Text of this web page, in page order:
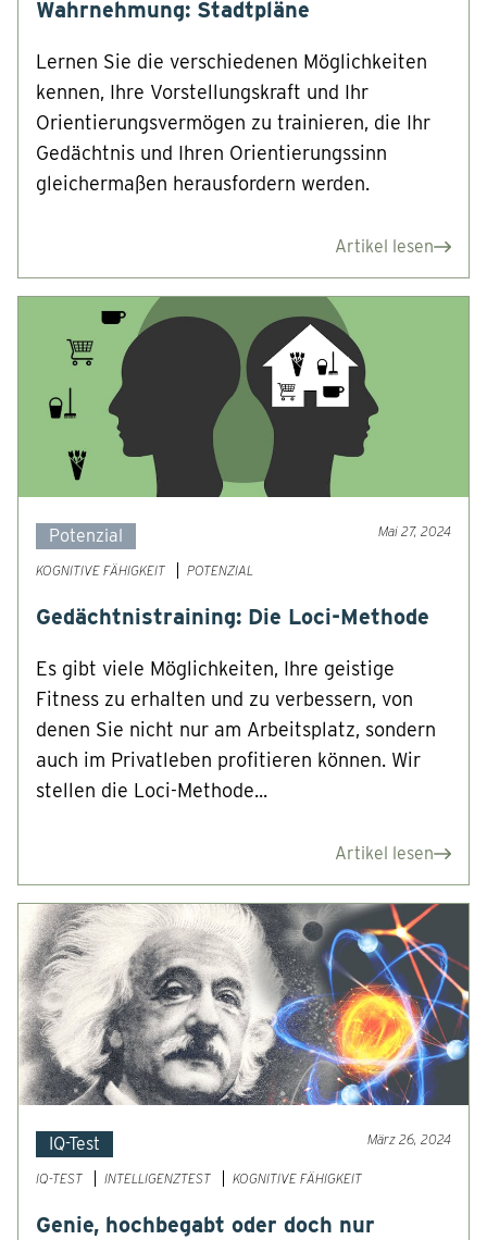
Wahrnehmung: Stadtpläne
Lernen Sie die verschiedenen Möglichkeiten
kennen, Ihre Vorstellungskraft und Ihr
Orientierungsvermögen zu trainieren, die Ihr
Gedächtnis und Ihren Orientierungssinn
gleichermaßen herausfordern werden.
Artikel lesen
Potenzial Mai 27, 2024
KOGNITIVE FÄHIGKEIT POTENZIAL
Gedächtnistraining: Die Loci-Methode
Es gibt viele Möglichkeiten, Ihre geistige
Fitness zu erhalten und zu verbessern, von
denen Sie nicht nur am Arbeitsplatz, sondern
auch im Privatleben profitieren können. Wir
stellen die Loci-Methode...
Artikel lesen
IQ-Test März 26, 2024
IQ-TEST INTELLIGENZTEST KOGNITIVE FÄHIGKEIT
Genie, hochbegabt oder doch nur